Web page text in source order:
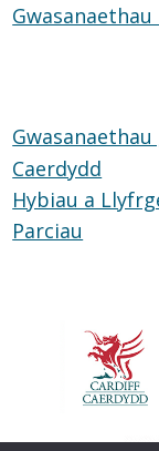
ar
Caerdydd
Hybiau a
Parciau